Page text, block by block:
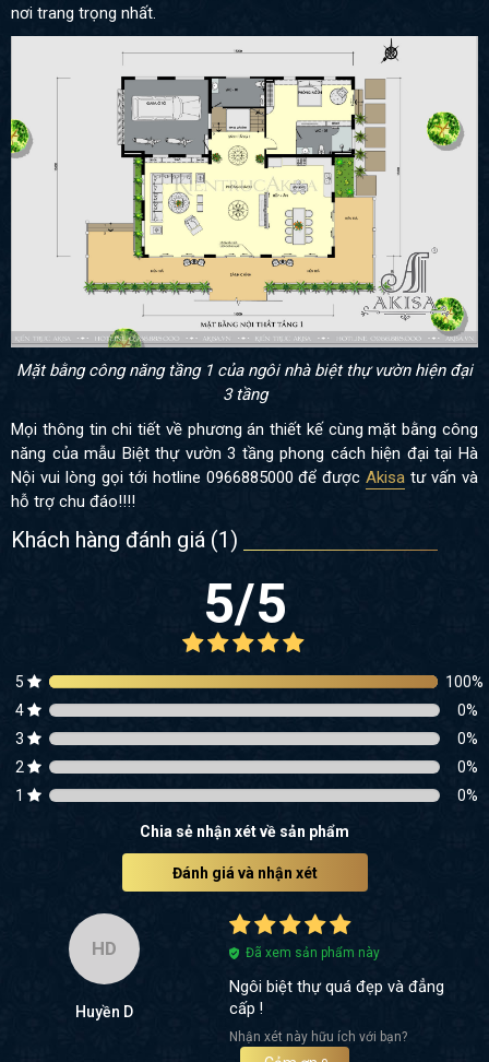
nơi trang trọng nhất.
Mặt bằng công năng tầng 1 của ngôi nhà biệt thự vườn hiện đại
3 tầng
Mọi thông tin chi tiết về phương án thiết kế cùng mặt bằng công
năng của mẫu Biệt thự vườn 3 tầng phong cách hiện đại tại Hà
Nội vui lòng gọi tới hotline 0966885000 để đượcAkisa tư vấn và
hỗ trợ chu đáo!!!!
Khách hàng đánh giá (1)
5/5
5 100%
4
0%
3
0%
2
0%
1
0%
Chia sẻ nhận xét về sản phẩm
Đánh giá và nhận xét
HD
Huyền D
Đã xem sản phẩm này
Ngôi biệt thự quá đẹp và đẳng
cấp !
Nhận xét này hữu ích với bạn?